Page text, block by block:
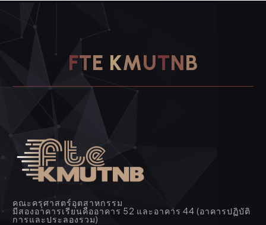
FTE KMUTNB
คณะครุศาสตร์อุตสาหกรรม
มีสองอาคารเรียนคืออาคาร 52 และอาคาร 44 (อาคารปฏิบัติ
การและประลองรวม)